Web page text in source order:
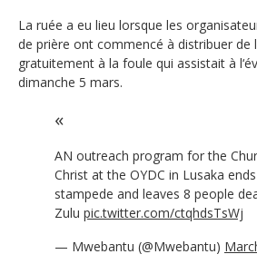
La ruée a eu lieu lorsque les
de prière ont commencé à distribuer de
gratuitement à la foule qui assistait à
dimanche 5 mars.
AN outreach program for the
Christ at the OYDC in Lusaka
stampede and leaves 8 people
Zulu pic.twitter.com/ctqhdsTsWj
— Mwebantu (@Mwebantu)